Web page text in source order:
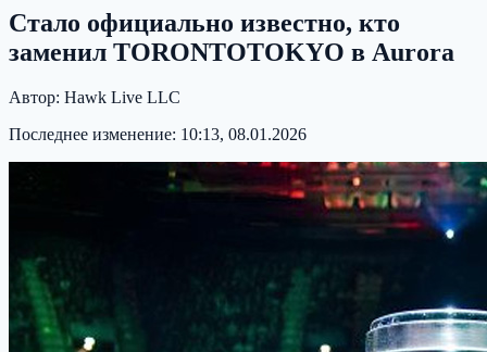
Стало официально известно, кто
заменил TORONTOTOKYO в Aurora
Автор: Hawk Live LLC
Последнее изменение: 10:13, 08.01.2026